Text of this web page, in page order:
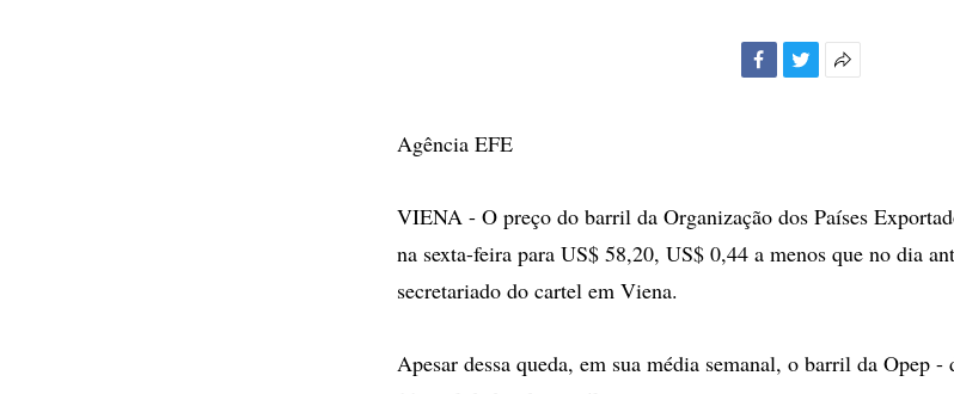
Agência EFE
VIENA - O preço do barril da Organização dos Países
na sexta-feira para US$ 58,20, US$ 0,44 a menos que no dia
secretariado do cartel em Viena.
Apesar dessa queda, em sua média semanal, o barril da Opep